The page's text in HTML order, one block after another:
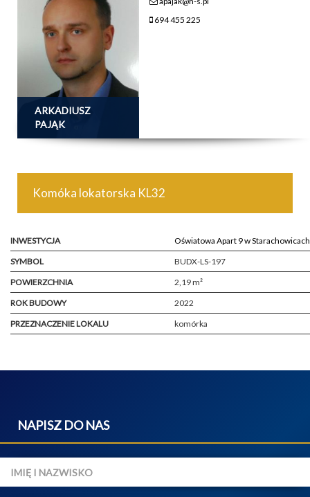
ARKADIUSZ
PAJĄK
694 455 225
Komóka lokatorska KL32
INWESTYCJA
Oświatowa Apart 9 w Starachowicach
SYMBOL
BUDX-LS-197
POWIERZCHNIA
2,19 m²
ROK BUDOWY
2022
PRZEZNACZENIE LOKALU
komórka
NAPISZ DO NAS